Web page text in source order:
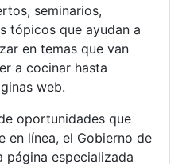
seminarios,
tópicos que ayudan a
en temas que van
a cocinar hasta
web.
oportunidades que
en línea, el Gobierno de
página especializada